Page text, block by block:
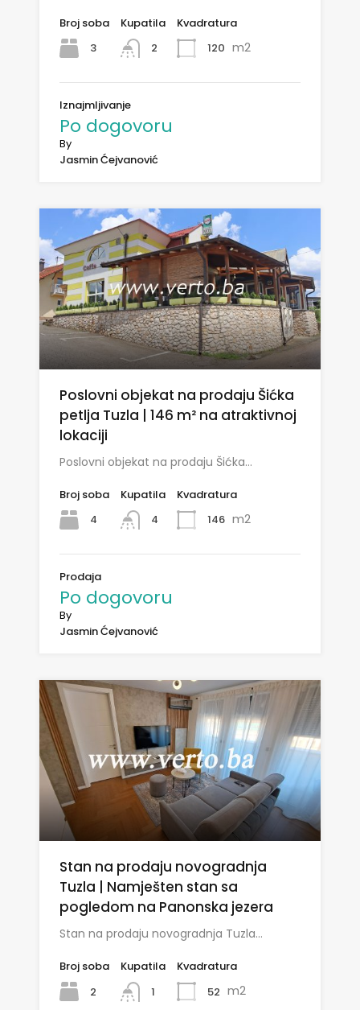
Broj soba
3
Kupatila
2
Kvadratura
120 m2
Iznajmljivanje
Po dogovoru
By
Jasmin Ćejvanović
Poslovni objekat na prodaju Šićka
petlja Tuzla | 146 m² na atraktivnoj
lokaciji
Poslovni objekat na prodaju Šićka…
Broj soba
4
Kupatila
4
Kvadratura
146 m2
Prodaja
Po dogovoru
By
Jasmin Ćejvanović
Stan na prodaju novogradnja
Tuzla | Namješten stan sa
pogledom na Panonska jezera
Stan na prodaju novogradnja Tuzla…
Broj soba
2
Kupatila
1
Kvadratura
52 m2